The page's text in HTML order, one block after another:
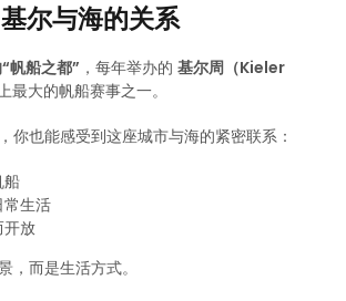
尔与海的关系
帆船之都” ，每年举办的基尔周（Kieler
最大的帆船赛事之一。
你也能感受到这座城市与海的紧密联系：
船
常生活
开放
，而是生活方式。